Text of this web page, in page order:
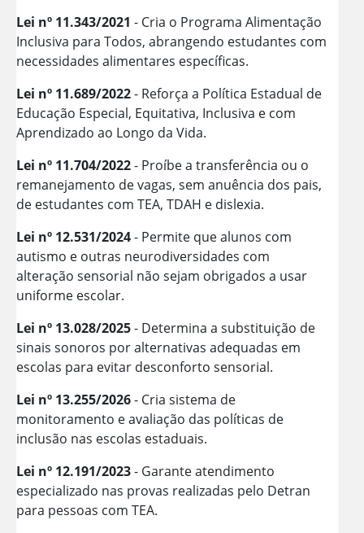
Lei nº 11.343/2021 - Cria o Programa Alimentação
Inclusiva para Todos, abrangendo estudantes com
necessidades alimentares específicas.
Lei nº 11.689/2022- Reforça a Política Estadual de
Educação Especial, Equitativa, Inclusiva e com
Aprendizado ao Longo da Vida.
Lei nº 11.704/2022- Proíbe a transferência ou o
remanejamento de vagas, sem anuência dos pais,
de estudantes com TEA, TDAH e dislexia.
Lei nº 12.531/2024- Permite que alunos com
autismo e outras neurodiversidades com
alteração sensorial não sejam obrigados a usar
uniforme escolar.
Lei nº 13.028/2025- Determina a substituição de
sinais sonoros por alternativas adequadas em
escolas para evitar desconforto sensorial.
Lei nº 13.255/2026- Cria sistema de
monitoramento e avaliação das políticas de
inclusão nas escolas estaduais.
Lei nº 12.191/2023- Garante atendimento
especializado nas provas realizadas pelo Detran
para pessoas com TEA.